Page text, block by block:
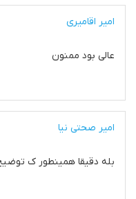
امیر اقامیری
عالی بود ممنون
امیر صحتی نیا
بله دقیقا همینطور ک